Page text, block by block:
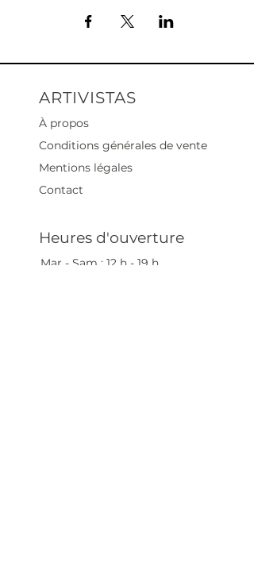
ARTIVISTAS
À propos
Conditions générales de vente
Mentions légales
Contact
Heures d'ouverture
Mar - Sam : 12 h - 19 h